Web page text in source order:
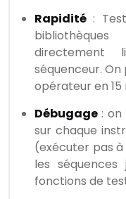
Rapidité :
séquenceur.
opérateur en 15
Débugage:
sur chaque
(exécuter pas à
les séquences
fonctions de